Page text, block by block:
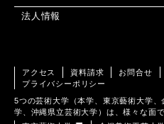
法人情報
アクセス 資料請求 お問合せ
プライバシーポリシー
5つの芸術大学（本学、東京藝術大学
学、沖縄県立芸術大学）は、様々な面